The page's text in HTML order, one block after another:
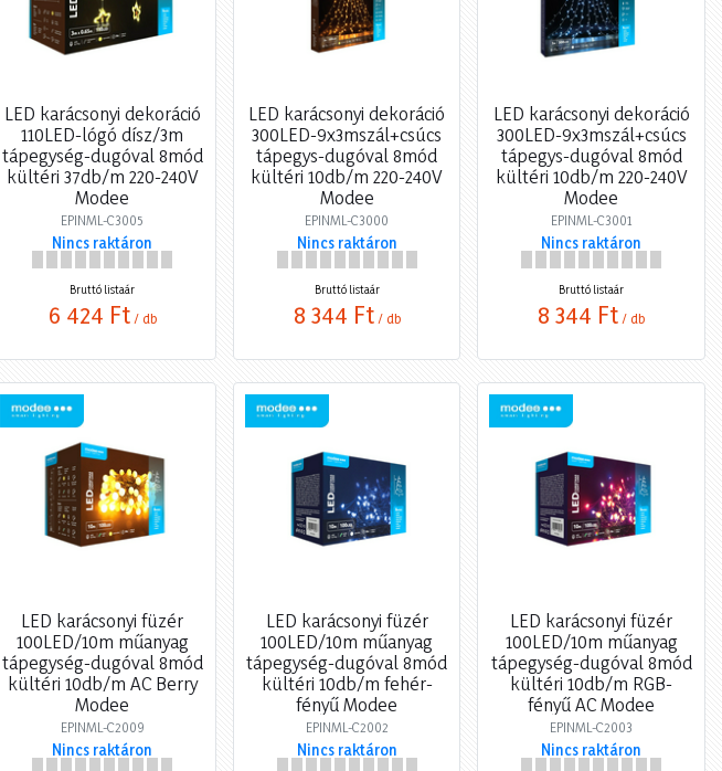
LED karácsonyi dekoráció
110LED-lógó dísz/3m
tápegység-dugóval 8mód
kültéri 37db/m 220-240V
Modee
EPINML-C3005
Nincs raktáron
Bruttó listaár
6 424 Ft / db
LED karácsonyi dekoráció
300LED-9x3mszál+csúcs
tápegys-dugóval 8mód
kültéri 10db/m 220-240V
Modee
EPINML-C3000
Nincs raktáron
Bruttó listaár
8 344 Ft / db
LED karácsonyi dekoráció
300LED-9x3mszál+csúcs
tápegys-dugóval 8mód
kültéri 10db/m 220-240V
Modee
EPINML-C3001
Nincs raktáron
Bruttó listaár
8 344 Ft / db
LED karácsonyi füzér
100LED/10m műanyag
tápegység-dugóval 8mód
kültéri 10db/m AC Berry
Modee
EPINML-C2009
Nincs raktáron
LED karácsonyi füzér
100LED/10m műanyag
tápegység-dugóval 8mód
kültéri 10db/m fehér-
fényű Modee
EPINML-C2002
Nincs raktáron
LED karácsonyi füzér
100LED/10m műanyag
tápegység-dugóval 8mód
kültéri 10db/m RGB-
fényű AC Modee
EPINML-C2003
Nincs raktáron